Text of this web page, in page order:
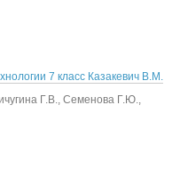
7 класс Казакевич В.М.
Г.В., Семенова Г.Ю.,